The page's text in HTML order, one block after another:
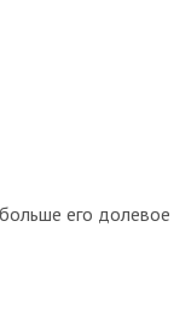
его